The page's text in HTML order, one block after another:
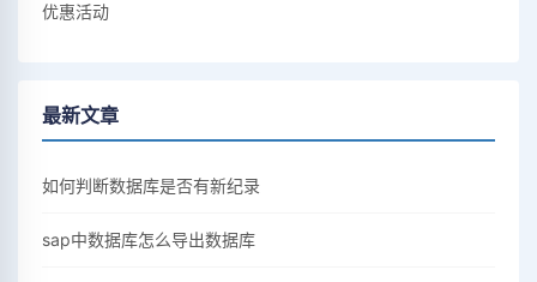
优惠活动
最新文章
如何判断数据库是否有新纪录
sap中数据库怎么导出数据库